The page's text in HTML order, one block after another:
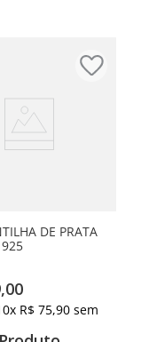
DE PRATA
,00
x R$ 75,90 sem